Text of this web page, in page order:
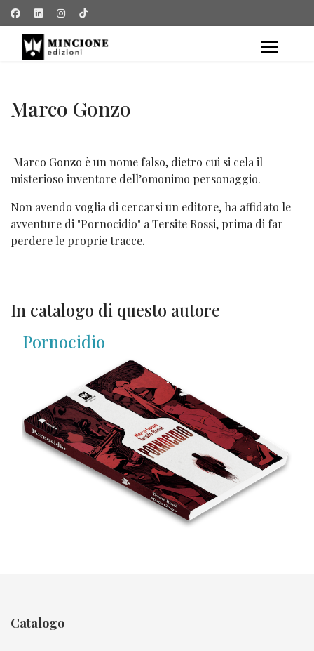
Marco Gonzo
Marco Gonzo è un nome falso, dietro cui si cela il
misterioso inventore dell’omonimo personaggio.
Non avendo voglia di cercarsi un editore, ha affidato le
avventure di "Pornocidio" a Tersite Rossi, prima di far
perdere le proprie tracce.
In catalogo di questo autore
Pornocidio
Catalogo